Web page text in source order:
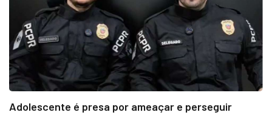
Adolescente é presa por ameaçar e perseguir